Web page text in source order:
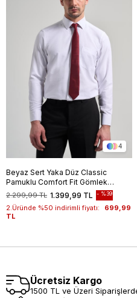
4
Beyaz Sert Yaka Düz Classic
Pamuklu Comfort Fit Gömlek
1004250213 1.399,99 TL
2.299,99 TL %39
2.Üründe %50 indirimli fiyatı:
699,99
TL
Ücretsiz Kargo
1500 TL ve Üzeri